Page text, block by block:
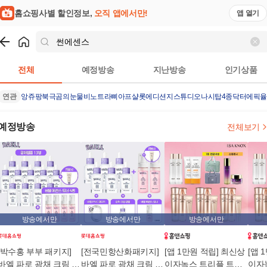
홈쇼핑사별 할인정보, 오직 앱에서만! 앱 열기
전체 예정방송 지난방송 인기상품
연관 앙쥬팡북극곰의눈물비노트라삐아프샬롯에디션 지스튜디오나시탑4종닥터에픽
정방송 전체보기
방송에서만
수홍 부부 패키지]
엘 파로 광채 크림 앰
방송에서만
[전국민항산화패키지]
바엘 파로 광채 크림 앰
방송에서만
[앱 1만원 적립] 최신상
이자녹스 트리플 트루
[앱
이자